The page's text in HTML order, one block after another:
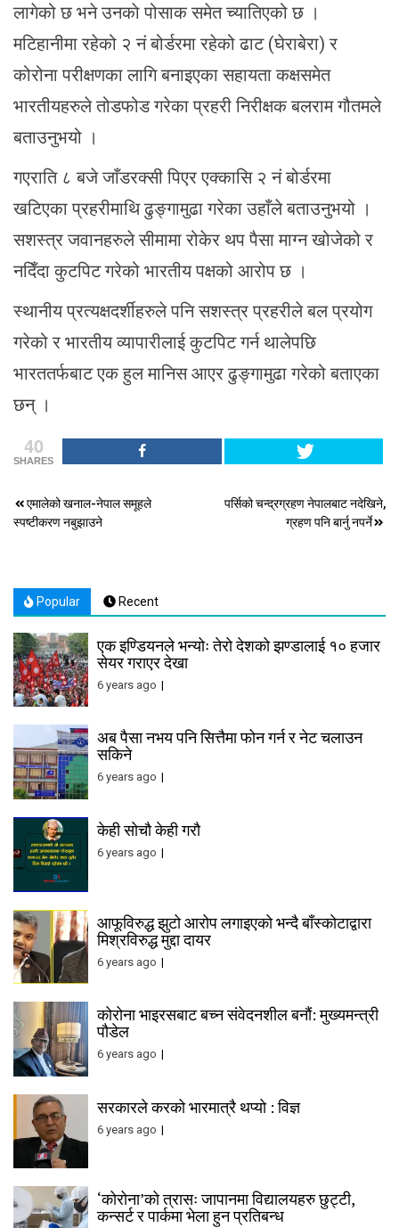
लागेको छ भने उनकाे पोसाक समेत च्यातिएको छ ।
मटिहानीमा रहेको २ नं बोर्डरमा रहेको ढाट (घेराबेरा) र
कोरोना परीक्षणका लागि बनाइएका सहायता कक्षसमेत
भारतीयहरुले तोडफोड गरेका प्रहरी निरीक्षक बलराम गौतमले
बताउनुभयो ।
गएराति ८ बजे जाँडरक्सी पिएर एक्कासि २ नं बोर्डरमा
खटिएका प्रहरीमाथि ढुङ्गामुढा गरेका उहाँले बताउनुभयो ।
सशस्त्र जवानहरुले सीमामा रोकेर थप पैसा माग्न खोजेको र
नदिँदा कुटपिट गरेको भारतीय पक्षको आरोप छ ।
स्थानीय प्रत्यक्षदर्शीहरुले पनि सशस्त्र प्रहरीले बल प्रयोग
गरेको र भारतीय व्यापारीलाई कुटपिट गर्न थालेपछि
भारततर्फबाट एक हुल मानिस आएर ढुङ्गामुढा गरेको बताएका
छन् ।
40
SHARES
Post
navigation
एमालेको खनाल-नेपाल समूहले
स्पष्टीकरण नबुझाउने
पर्सिको चन्द्रग्रहण नेपालबाट नदेखिने,
ग्रहण पनि बार्नु नपर्ने
Popular Recent
एक इण्डियनले भन्योः तेरो देशको झण्डालाई १० हजार
सेयर गराएर देखा
6 years ago
अब पैसा नभय पनि सित्तैमा फोन गर्न र नेट चलाउन
सकिने
6 years ago
केही सोचौ केही गरौ
6 years ago
आफूविरुद्ध झुटो आरोप लगाइएको भन्दै बाँस्कोटाद्वारा
मिश्रविरुद्ध मुद्दा दायर
6 years ago
कोरोना भाइरसबाट बच्न संवेदनशील बनौं: मुख्यमन्त्री
पौडेल
6 years ago
सरकारले करको भारमात्रै थप्यो : विज्ञ
6 years ago
‘कोरोना’को त्रासः जापानमा विद्यालयहरु छुट्टी,
कन्सर्ट र पार्कमा भेला हुन प्रतिबन्ध